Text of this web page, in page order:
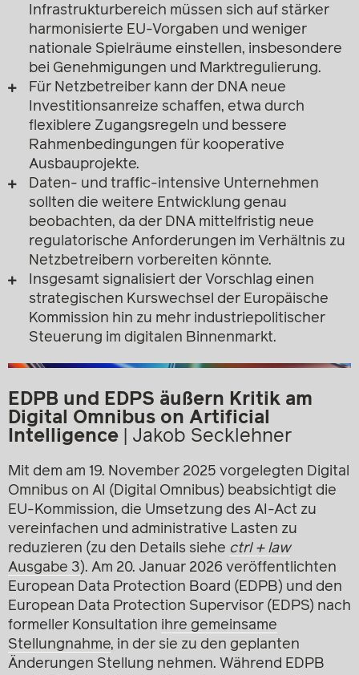
Infrastrukturbereich müssen sich auf stärker
harmonisierte EU-Vorgaben und weniger
nationale Spielräume einstellen, insbesondere
bei Genehmigungen und Marktregulierung.
Für Netzbetreiber kann der DNA neue
Investitionsanreize schaffen, etwa durch
flexiblere Zugangsregeln und bessere
Rahmenbedingungen für kooperative
Ausbauprojekte.
Daten- und traffic-intensive Unternehmen
sollten die weitere Entwicklung genau
beobachten, da der DNA mittelfristig neue
regulatorische Anforderungen im Verhältnis zu
Netzbetreibern vorbereiten könnte.
Insgesamt signalisiert der Vorschlag einen
strategischen Kurswechsel der Europäische
Kommission hin zu mehr industriepolitischer
Steuerung im digitalen Binnenmarkt.
EDPB und EDPS äußern Kritik am
Digital Omnibus on Artificial
Intelligence | Jakob Secklehner
Mit dem am 19. November 2025 vorgelegten Digital
Omnibus on AI (Digital Omnibus) beabsichtigt die
EU-Kommission, die Umsetzung des AI-Act zu
vereinfachen und administrative Lasten zu
reduzieren (zu den Details siehe ctrl + law
Ausgabe 3). Am 20. Januar 2026 veröffentlichten
European Data Protection Board (EDPB) und den
European Data Protection Supervisor (EDPS) nach
formeller Konsultation ihre gemeinsame
Stellungnahme, in der sie zu den geplanten
Änderungen Stellung nehmen. Während EDPB